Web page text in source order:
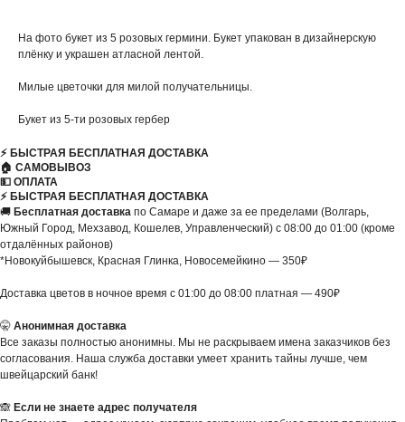
На фото букет из 5 розовых гермини. Букет упакован в дизайнерскую
плёнку и украшен атласной лентой.
Милые цветочки для милой получательницы.
Букет из 5-ти розовых гербер
⚡️ БЫСТРАЯ БЕСПЛАТНАЯ ДОСТАВКА
🏠 САМОВЫВОЗ
💵 ОПЛАТА
⚡️ БЫСТРАЯ БЕСПЛАТНАЯ ДОСТАВКА
🚚 Бесплатная доставка по Самаре и даже за ее пределами (Волгарь,
Южный Город, Мехзавод, Кошелев, Управленческий) с 08:00 до 01:00 (кроме
отдалённых районов)
*Новокуйбышевск, Красная Глинка, Новосемейкино — 350₽
Доставка цветов в ночное время с 01:00 до 08:00 платная — 490₽
🤫 Анонимная доставка
Все заказы полностью анонимны. Мы не раскрываем имена заказчиков без
согласования. Наша служба доставки умеет хранить тайны лучше, чем
швейцарский банк!
🙈 Если не знаете адрес получателя